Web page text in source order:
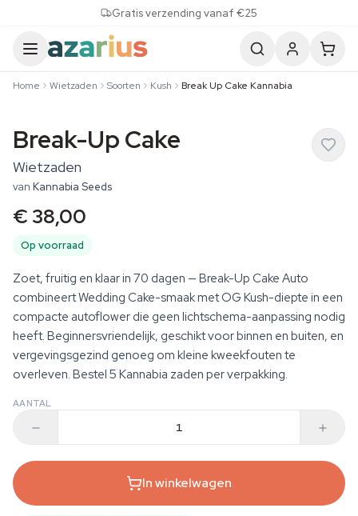
Gratis verzending vanaf €25
Home Wietzaden Soorten Kush Break Up Cake Kannabia
Break-Up Cake
Wietzaden
van Kannabia Seeds
€ 38,00
Op voorraad
Zoet, fruitig en klaar in 70 dagen — Break-Up Cake Auto
combineert Wedding Cake-smaak met OG Kush-diepte in een
compacte autoflower die geen lichtschema-aanpassing nodig
heeft. Beginnersvriendelijk, geschikt voor binnen en buiten, en
vergevingsgezind genoeg om kleine kweekfouten te
overleven. Bestel 5 Kannabia zaden per verpakking.
AANTAL
In winkelwagen